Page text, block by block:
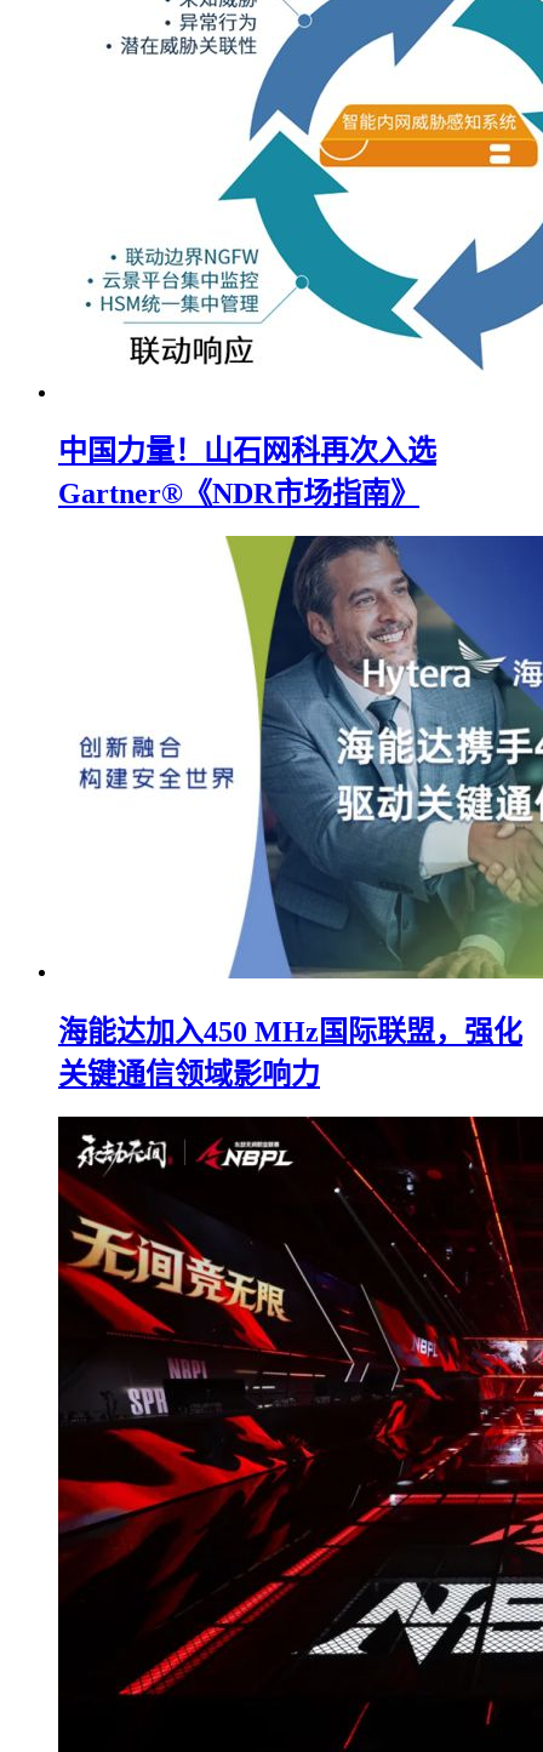
中国力量！山石网科再次入选
Gartner®《NDR市场指南》
海能达加入450 MHz国际联盟，强化
关键通信领域影响力